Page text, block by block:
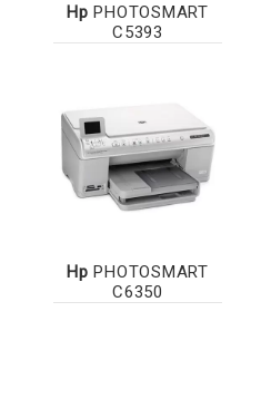
Hp PHOTOSMART
C5393
Hp PHOTOSMART
C6350